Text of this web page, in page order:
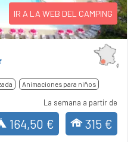
IR A LA WEB DEL CAMPING
Animaciones para niños
La semana a partir de
164,50 € 315 €